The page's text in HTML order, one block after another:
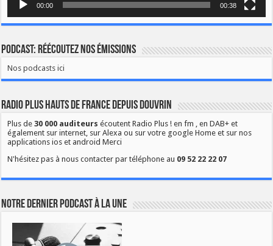
00:00 00:38
Podcast: Réécoutez nos émissions
Nos podcasts ici
Radio Plus Hauts de France depuis Douvrin
Plus de30 000 auditeurs écoutent Radio Plus ! en fm , en DAB+ et
également sur internet, sur Alexa ou sur votre google Home et sur nos
applications ios et android Merci
N'hésitez pas à nous contacter par téléphone au 09 52 22 22 07
Notre dernier podcast à la une